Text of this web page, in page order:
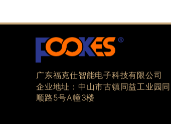
广东福克仕智能电子科技有限公司
企业地址：中山市古镇同益工业园同
顺路5号A幢3楼